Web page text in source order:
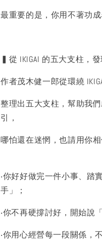
最重要的是，你用不著功成
▍從 IKIGAI 的五大支柱，
作者茂木健一郎從環繞
整理出五大支柱，幫助我
引，
哪怕還在迷惘，也請用你
‧你好好做完一件小事、踏
手」；
‧你不再硬撐討好，開始說
‧你用心經營每一段關係，